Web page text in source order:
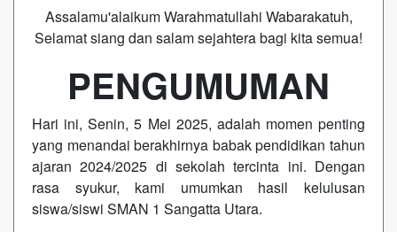
Assalamu'alaikum Warahmatullahi Wabarakatuh,
Selamat siang dan salam sejahtera bagi kita semua!
PENGUMUMAN
Hari ini, Senin, 5 Mei 2025, adalah momen penting
yang menandai berakhirnya babak pendidikan tahun
ajaran 2024/2025 di sekolah tercinta ini. Dengan
rasa syukur, kami umumkan hasil kelulusan
siswa/siswi SMAN 1 Sangatta Utara.